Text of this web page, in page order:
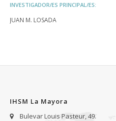
INVESTIGADOR/ES PRINCIPAL/ES:
JUAN M. LOSADA
IHSM La Mayora
Bulevar Louis Pasteur, 49.